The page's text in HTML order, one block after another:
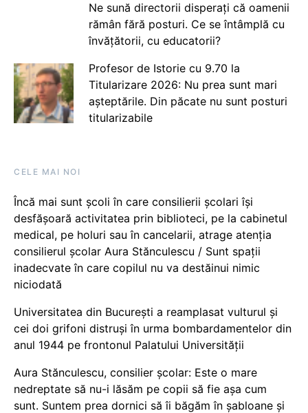
Ne sună directorii disperați că oamenii
rămân fără posturi. Ce se întâmplă cu
învățătorii, cu educatorii?
Profesor de Istorie cu 9.70 la
Titularizare 2026: Nu prea sunt mari
așteptările. Din păcate nu sunt posturi
titularizabile
CELE MAI NOI
Încă mai sunt școli în care consilierii școlari își
desfășoară activitatea prin biblioteci, pe la cabinetul
medical, pe holuri sau în cancelarii, atrage atenția
consilierul școlar Aura Stănculescu / Sunt spații
inadecvate în care copilul nu va destăinui nimic
niciodată
Universitatea din București a reamplasat vulturul și
cei doi grifoni distruși în urma bombardamentelor din
anul 1944 pe frontonul Palatului Universității
Aura Stănculescu, consilier școlar: Este o mare
nedreptate să nu-i lăsăm pe copii să fie așa cum
sunt. Suntem prea dornici să îi băgăm în șabloane și